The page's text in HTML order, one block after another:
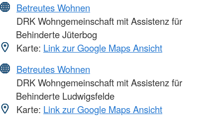
Betreutes Wohnen
DRK Wohngemeinschaft mit Assistenz für
Behinderte Jüterbog
Karte: Link zur Google Maps Ansicht
Betreutes Wohnen
DRK Wohngemeinschaft mit Assistenz für
Behinderte Ludwigsfelde
Karte: Link zur Google Maps Ansicht